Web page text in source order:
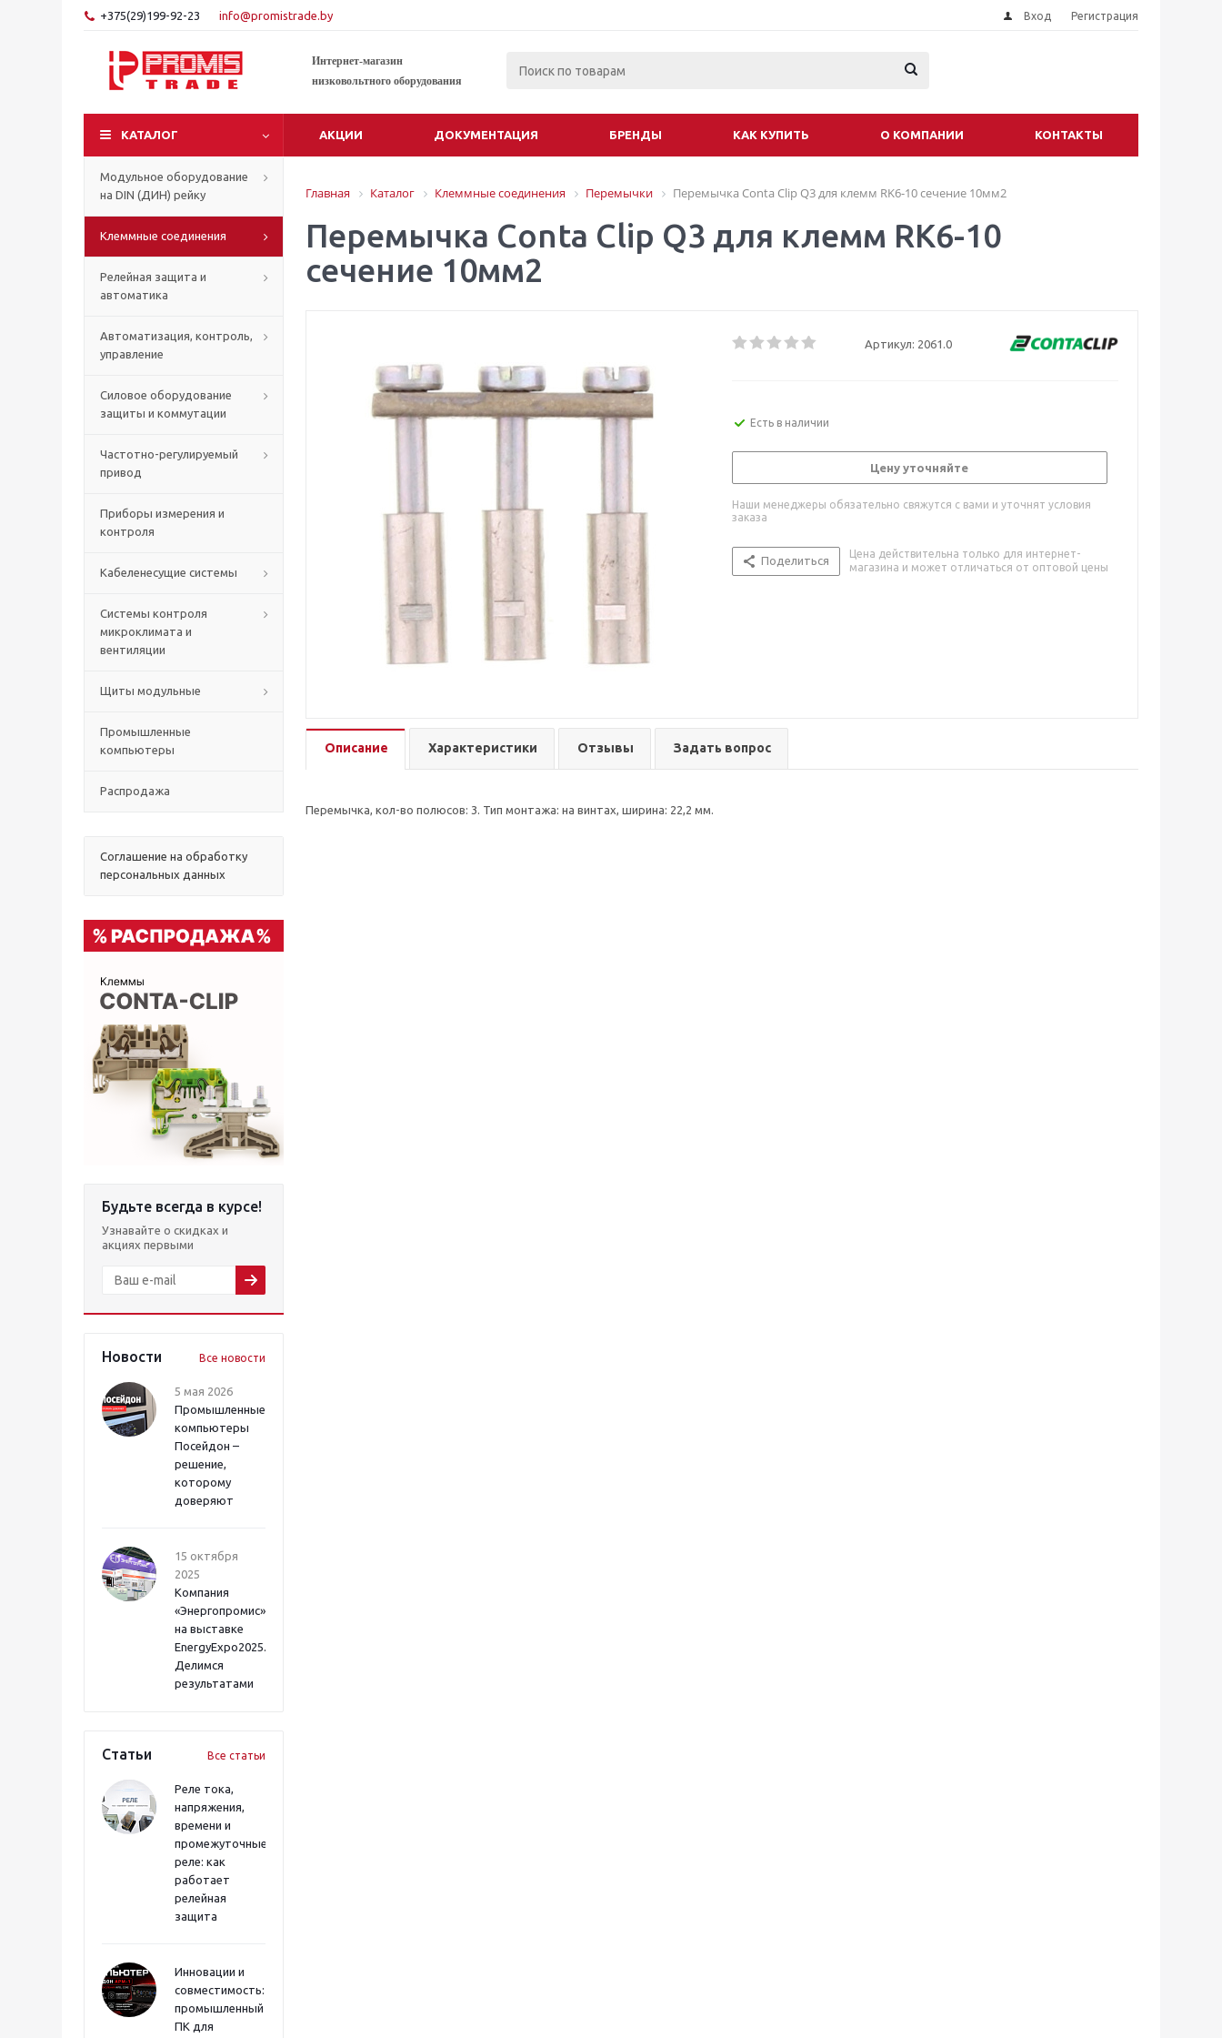
+375(29)199-92-23 info@promistrade.by Вход Регистрация
Интернет-магазин
низковольтного оборудования
КАТАЛОГ АКЦИИ ДОКУМЕНТАЦИЯ БРЕНДЫ КАК КУПИТЬ О КОМПАНИИ КОНТАКТЫ
Модульное оборудование
на DIN (ДИН) рейку
Клеммные соединения
Релейная защита и
автоматика
Автоматизация, контроль,
управление
Силовое оборудование
защиты и коммутации
Частотно-регулируемый
привод
Приборы измерения и
контроля
Кабеленесущие системы
Системы контроля
микроклимата и
вентиляции
Щиты модульные
Промышленные
компьютеры
Распродажа
Соглашение на обработку
персональных данных
Будьте всегда в курсе!
Узнавайте о скидках и
акциях первыми
Новости Все новости
5 мая 2026
Промышленные
компьютеры
Посейдон –
решение,
которому
доверяют
15 октября
2025
Компания
«Энергопромис»
на выставке
EnergyExpo2025.
Делимся
результатами
Статьи Все статьи
Реле тока,
напряжения,
времени и
промежуточные
реле: как
работает
релейная
защита
Инновации и
совместимость:
промышленный
ПК для
Главная Каталог Клеммные соединения Перемычки Перемычка Conta Clip Q3 для клемм RK6-10 сечение 10мм2
Перемычка Conta Clip Q3 для клемм RK6-10
сечение 10мм2
Артикул: 2061.0
Есть в наличии
Цену уточняйте
Наши менеджеры обязательно свяжутся с вами и уточнят условия
заказа
Поделиться
Цена действительна только для интернет-
магазина и может отличаться от оптовой цены
Описание Характеристики Отзывы Задать вопрос
Перемычка, кол-во полюсов: 3. Тип монтажа: на винтах, ширина: 22,2 мм.